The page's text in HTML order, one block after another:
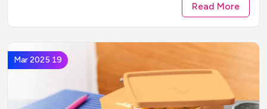
Read More
19 Mar 2025